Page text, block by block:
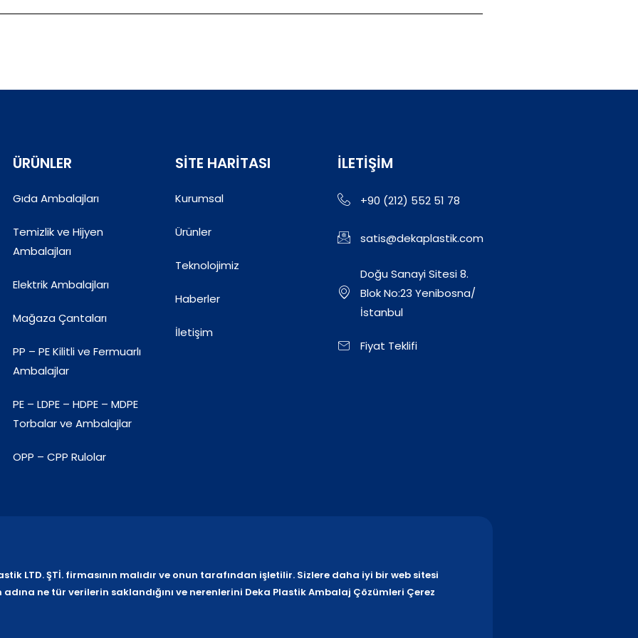
ÜRÜNLER
Gıda Ambalajları
Temizlik ve Hijyen
Ambalajları
Elektrik Ambalajları
Mağaza Çantaları
PP – PE Kilitli ve Fermuarlı
Ambalajlar
PE – LDPE – HDPE – MDPE
Torbalar ve Ambalajlar
OPP – CPP Rulolar
SITE HARITASI
Kurumsal
Ürünler
Teknolojimiz
Haberler
İletişim
İLETIŞIM
+90 (212) 552 51 78
satis@dekaplastik.com
Doğu Sanayi Sitesi 8.
Blok No:23 Yenibosna/
İstanbul
Fiyat Teklifi
LTD. ŞTİ. firmasının malıdır ve onun tarafından işletilir. Sizlere daha iyi bir web sitesi
ne tür verilerin saklandığını ve nerenlerini Deka Plastik Ambalaj Çözümleri Çerez